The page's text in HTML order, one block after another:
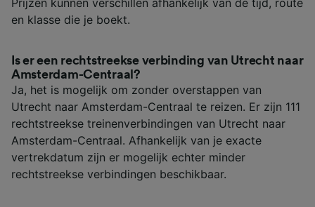
en klasse die je boekt.
Is er een rechtstreekse verbinding van Utrecht naar
Amsterdam-Centraal?
Ja, het is mogelijk om zonder overstappen van
Utrecht naar Amsterdam-Centraal te reizen. Er zijn 111
rechtstreekse treinenverbindingen van Utrecht naar
Amsterdam-Centraal. Afhankelijk van je exacte
vertrekdatum zijn er mogelijk echter minder
rechtstreekse verbindingen beschikbaar.